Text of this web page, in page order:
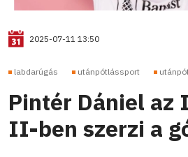
2025-07-11 13:50
labdarúgás utánpótlássport
Pintér Dániel az
II-ben szerzi a